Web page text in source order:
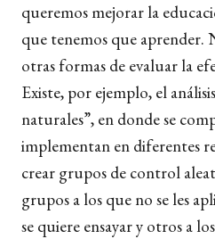
queremos mejorar la
que tenemos que aprender.
otras formas de evaluar la
Existe, por ejemplo, el
naturales”, en donde se
implementan en diferentes
crear grupos de control
grupos a los que no se les
se quiere ensayar y otros a